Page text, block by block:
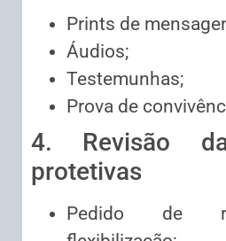
Prints de
Áudios;
Testemunhas;
Prova de
4. Revisão
protetivas
Pedido de